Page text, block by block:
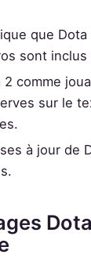
que
sont
2 comme
sur le
à jour de